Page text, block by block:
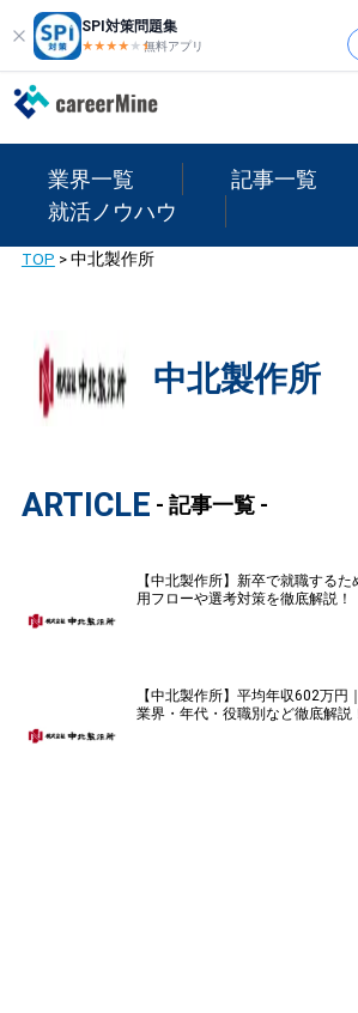
SPI対策問題集
★★★★ ★★
無料アプリ
業界一覧
記事一覧
就活ノウハウ
TOP >中北製作所
中北製作所
ARTICLE - 記事一覧 -
【中北製作所】新卒で就職するた
用フローや選考対策を徹底解説！
【中北製作所】平均年収602万円
業界・年代・役職別など徹底解説